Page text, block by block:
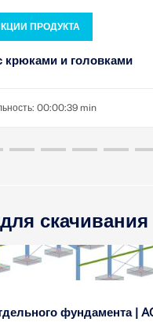
ПРОДУКТА
крюками и головками
00:00:39 min
скачивания
фундамента |